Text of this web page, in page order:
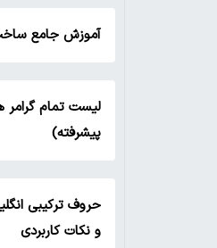
آموزش جامع
لیست تمام گرامر
پیشرفته)
حروف ترکیبی
و نکات کاربردی